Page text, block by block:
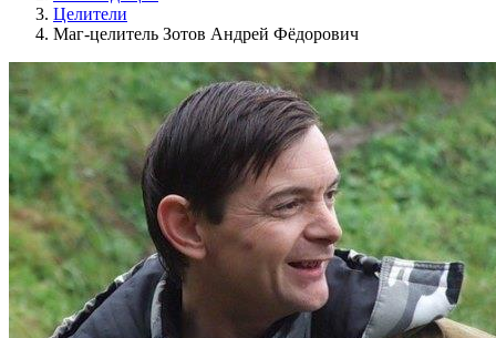
Целители
Маг-целитель Зотов Андрей Фёдорович